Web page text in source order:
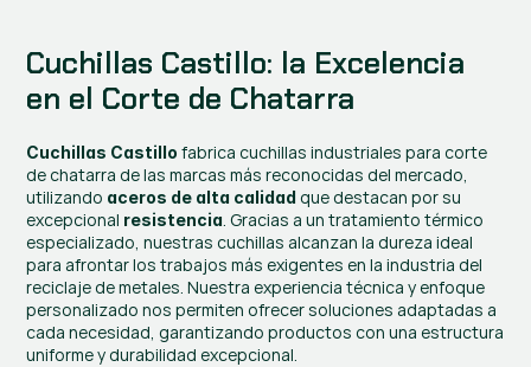
Cuchillas Castillo: la Excelencia
en el Corte de Chatarra
Cuchillas Castillo fabrica cuchillas industriales para corte
de chatarra de las marcas más reconocidas del mercado,
utilizando aceros de alta calidad que destacan por su
excepcional resistencia. Gracias a un tratamiento térmico
especializado, nuestras cuchillas alcanzan la dureza ideal
para afrontar los trabajos más exigentes en la industria del
reciclaje de metales. Nuestra experiencia técnica y enfoque
personalizado nos permiten ofrecer soluciones adaptadas a
cada necesidad, garantizando productos con una estructura
uniforme y durabilidad excepcional.